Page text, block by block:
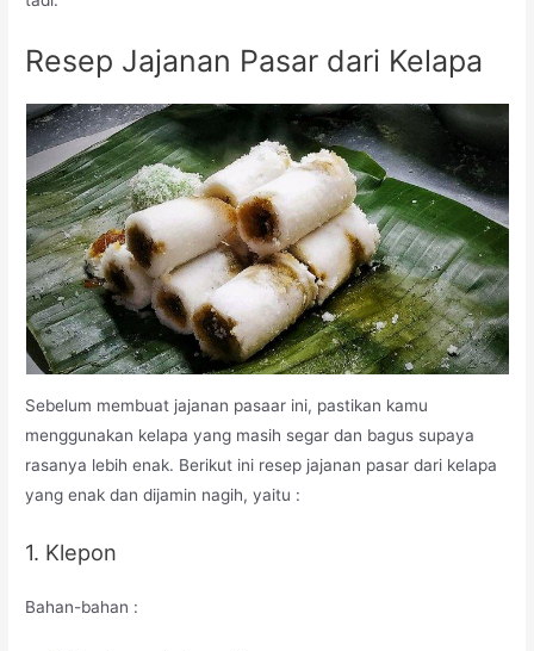
Resep Jajanan Pasar dari Kelapa
Sebelum membuat jajanan pasaar ini, pastikan kamu
menggunakan kelapa yang masih segar dan bagus supaya
rasanya lebih enak. Berikut ini resep jajanan pasar dari kelapa
yang enak dan dijamin nagih, yaitu :
1. Klepon
Bahan-bahan :